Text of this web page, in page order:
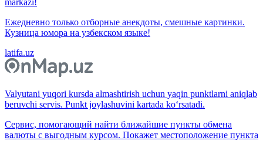
markazi!
Ежедневно только отборные анекдоты, смешные картинки.
Кузница юмора на узбекском языке!
latifa.uz
Valyutani yuqori kursda almashtirish uchun yaqin punktlarni aniqlab
beruvchi servis. Punkt joylashuvini kartada ko‘rsatadi.
Сервис, помогающий найти ближайшие пункты обмена
валюты с выгодным курсом. Покажет местоположение пункта